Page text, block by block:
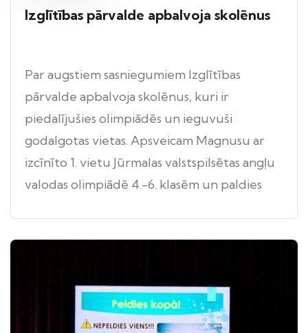
Izglītības pārvalde apbalvoja skolēnus
Par augstiem sasniegumiem Izglītības
pārvalde apbalvoja skolēnus, kuri ir
piedalījušies olimpiādēs un ieguvuši
godalgotas vietas. Apsveicam Magnusu ar
izcīnīto 1. vietu Jūrmalas valstspilsētas angļu
valodas olimpiādē 4.-6. klasēm un paldies